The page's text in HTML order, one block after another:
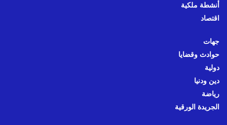
أنشطة ملكية
اقتصاد
جهات
حوادث وقضايا
دولية
دين ودنيا
رياضة
الجريدة الورقية